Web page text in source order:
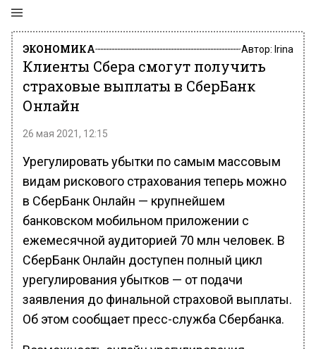
ЭКОНОМИКА Автор: Irina
Клиенты Сбера смогут получить
страховые выплаты в СберБанк
Онлайн
26 мая 2021, 12:15
Урегулировать убытки по самым массовым
видам рискового страхования теперь можно
в СберБанк Онлайн — крупнейшем
банковском мобильном приложении с
ежемесячной аудиторией 70 млн человек. В
СберБанк Онлайн доступен полный цикл
урегулирования убытков — от подачи
заявления до финальной страховой выплаты.
Об этом сообщает пресс-служба Сбербанка.